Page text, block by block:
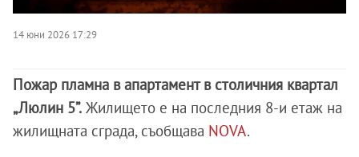
14 юни 2026 17:29
Пожар пламна в апартамент в столичния квартал
„Люлин 5”. Жилището е на последния 8-и етаж на
жилищната сграда, съобщава NOVA.